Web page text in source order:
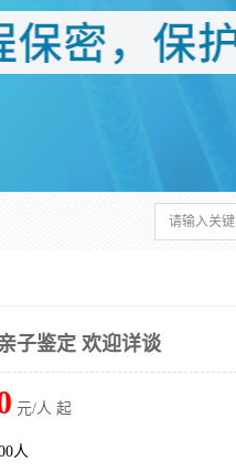
子鉴定 欢迎详谈
元/人 起
人